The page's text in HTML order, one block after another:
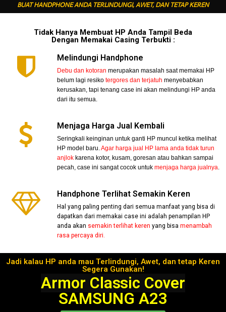
BUAT HANDPHONE ANDA TERLINDUNGI, AWET, DAN TETAP KEREN
Tidak Hanya Membuat HP Anda Tampil Beda
Dengan Memakai Casing Terbukti :
Melindungi Handphone
Debu dan kotoran merupakan masalah saat memakai HP
belum lagi resiko tergores dan terjatuh menyebabkan
kerusakan, tapi tenang case ini akan melindungi HP anda
dari itu semua.
Menjaga Harga Jual Kembali
Seringkali keinginan untuk ganti HP muncul ketika melihat
HP model baru.Agar harga jual HP lama anda tidak turun
anjlok karena kotor, kusam, goresan atau bahkan sampai
pecah, case ini sangat cocok untukmenjaga harga jualnya.
Handphone Terlihat Semakin Keren
Hal yang paling penting dari semua manfaat yang bisa di
dapatkan dari memakai case ini adalah penampilan HP
anda akan semakin terlihat keren yang bisamenambah
rasa percaya diri.
Jadi kalau HP anda mau Terlindungi, Awet, dan tetap Keren
Segera Gunakan!
Armor Classic Cover
SAMSUNG A23